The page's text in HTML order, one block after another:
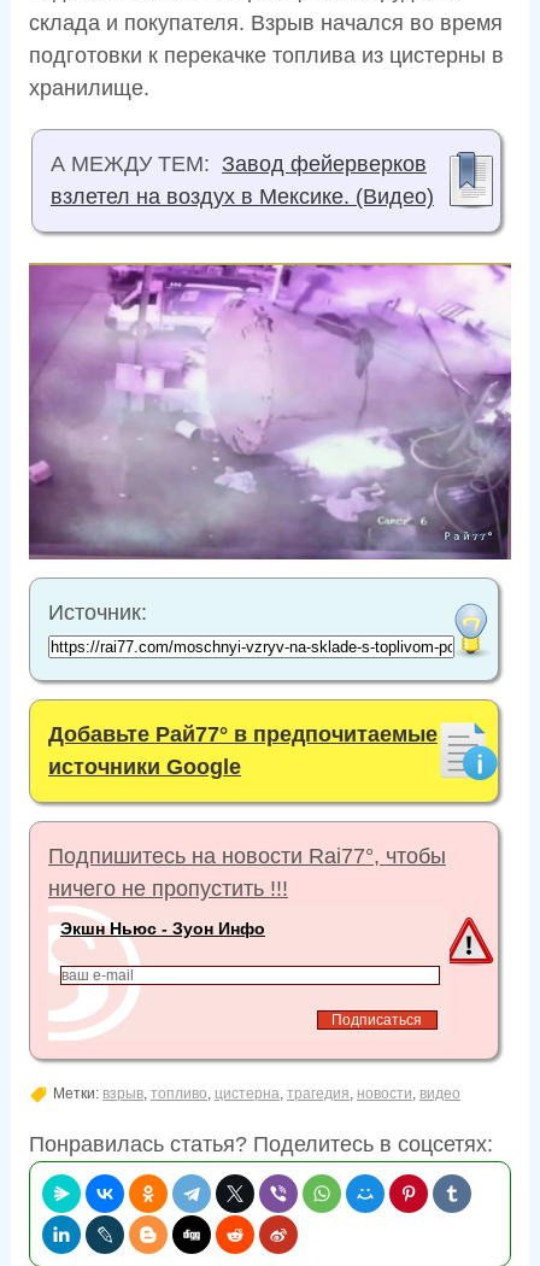
склада и покупателя. Взрыв начался во время
подготовки к перекачке топлива из цистерны в
хранилище.
А МЕЖДУ ТЕМ: Завод фейерверков
взлетел на воздух в Мексике. (Видео)
Источник:
Добавьте Рай77° в предпочитаемые
источники Google
Подпишитесь на новости Rai77°, чтобы
ничего не пропустить !!!
Экшн Ньюс - Зуон Инфо
Метки: взрыв, топливо, цистерна, трагедия, новости, видео
Понравилась статья? Поделитесь в соцсетях: